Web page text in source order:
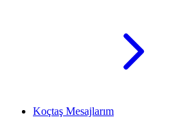
Koçtaş Mesajlarım